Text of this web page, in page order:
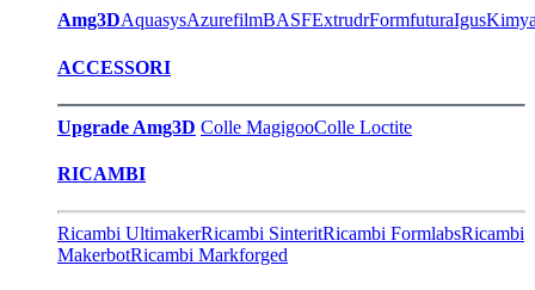
Amg3DAquasysAzurefilmBASFExtrudrFormfuturaIgus
ACCESSORI
Upgrade Amg3D Colle MagigooColle Loctite
RICAMBI
Ricambi UltimakerRicambi SinteritRicambi FormlabsRicambi
MakerbotRicambi Markforged